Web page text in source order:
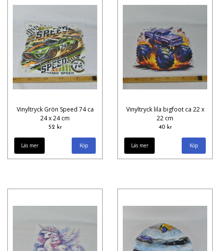
Vinyltryck Grön Speed 74 ca
24 x 24 cm
52 kr
Läs mer
Vinyltryck lila bigfoot ca 22 x
22 cm
40 kr
Läs mer